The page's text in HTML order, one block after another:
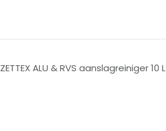
ZETTEX ALU & RVS aanslagreiniger 10 L